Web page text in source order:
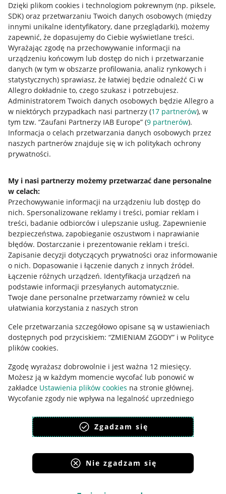
Dzięki plikom cookies i technologiom pokrewnym (np. piksele,
SDK) oraz przetwarzaniu Twoich danych osobowych (między
innymi unikalne identyfikatory, dane przeglądarki), możemy
zapewnić, że dopasujemy do Ciebie wyświetlane treści.
Wyrażając zgodę na przechowywanie informacji na
urządzeniu końcowym lub dostęp do nich i przetwarzanie
danych (w tym w obszarze profilowania, analiz rynkowych i
statystycznych) sprawiasz, że łatwiej będzie odnaleźć Ci w
Allegro dokładnie to, czego szukasz i potrzebujesz.
Administratorem Twoich danych osobowych będzie Allegro a
w niektórych przypadkach nasi partnerzy (17 partnerów), w
tym tzw. “Zaufani Partnerzy IAB Europe” (9 partnerów).
Informacja o celach przetwarzania danych osobowych przez
naszych partnerów znajduje się w ich politykach ochrony
prywatności.
My i nasi partnerzy możemy przetwarzać dane personalne
w celach:
Przechowywanie informacji na urządzeniu lub dostęp do
nich. Spersonalizowane reklamy i treści, pomiar reklam i
treści, badanie odbiorców i ulepszanie usług. Zapewnienie
bezpieczeństwa, zapobieganie oszustwom i naprawianie
błędów. Dostarczanie i prezentowanie reklam i treści.
Zapisanie decyzji dotyczących prywatności oraz informowanie
o nich. Dopasowanie i łączenie danych z innych źródeł.
Łączenie różnych urządzeń. Identyfikacja urządzeń na
podstawie informacji przesyłanych automatycznie.
Twoje dane personalne przetwarzamy również w celu
ułatwiania korzystania z naszych stron
Cele przetwarzania szczegółowo opisane są w ustawieniach
dostępnych pod przyciskiem: “ZMIENIAM ZGODY” i w Polityce
plików cookies.
Zgodę wyrażasz dobrowolnie i jest ważna 12 miesięcy.
Możesz ją w każdym momencie wycofać lub ponowić w
zakładce Ustawienia plików cookies na stronie głównej.
Wycofanie zgody nie wpływa na legalność uprzedniego
polityka plików cookies
polityka ochrony prywatności
Zgadzam się
Nie zgadzam się
Przydatne informacje
Jak to działa
Napisz do nas
Allegro Gadane dla kupujących
Mapa miejscowości
Informacje prawne
Regulamin
Polityka plików "cookies"
Ustawienia plików "cookies"
Udostępnianie lokalizacji
Pobierz aplikację
Korzystanie z serwisu oznacza akceptacjęregulaminu